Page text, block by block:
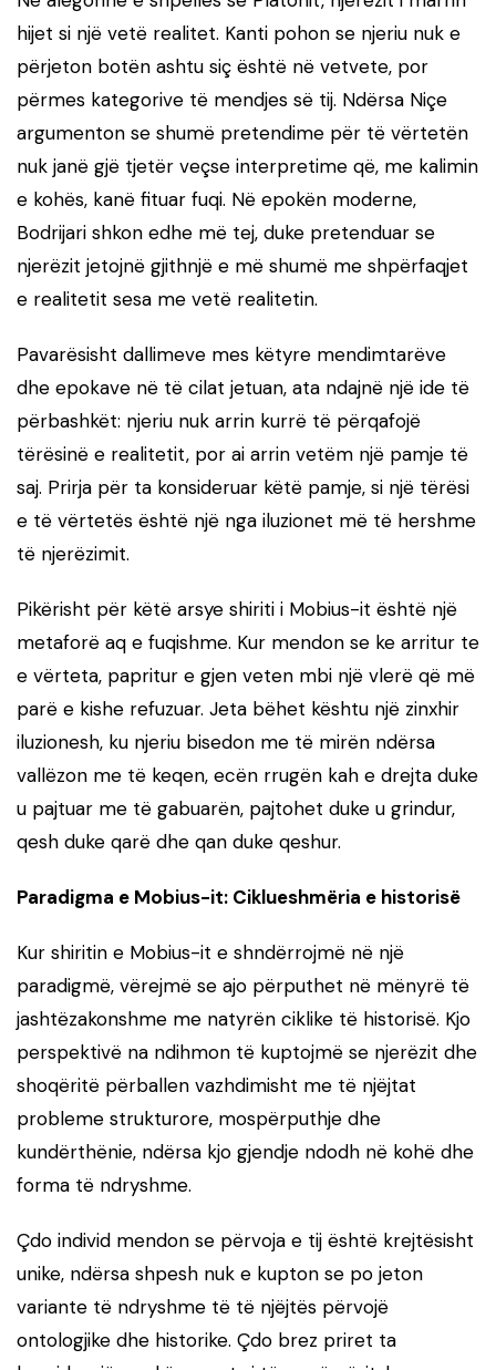
hijet si një vetë realitet. Kanti pohon se njeriu nuk e
përjeton botën ashtu siç është në vetvete, por
përmes kategorive të mendjes së tij. Ndërsa Niçe
argumenton se shumë pretendime për të vërtetën
nuk janë gjë tjetër veçse interpretime që, me kalimin
e kohës, kanë fituar fuqi. Në epokën moderne,
Bodrijari shkon edhe më tej, duke pretenduar se
njerëzit jetojnë gjithnjë e më shumë me shpërfaqjet
e realitetit sesa me vetë realitetin.
Pavarësisht dallimeve mes këtyre mendimtarëve
dhe epokave në të cilat jetuan, ata ndajnë një ide të
përbashkët: njeriu nuk arrin kurrë të përqafojë
tërësinë e realitetit, por ai arrin vetëm një pamje të
saj. Prirja për ta konsideruar këtë pamje, si një tërësi
e të vërtetës është një nga iluzionet më të hershme
të njerëzimit.
Pikërisht për këtë arsye shiriti i Mobius-it është një
metaforë aq e fuqishme. Kur mendon se ke arritur te
e vërteta, papritur e gjen veten mbi një vlerë që më
parë e kishe refuzuar. Jeta bëhet kështu një zinxhir
iluzionesh, ku njeriu bisedon me të mirën ndërsa
vallëzon me të keqen, ecën rrugën kah e drejta duke
u pajtuar me të gabuarën, pajtohet duke u grindur,
qesh duke qarë dhe qan duke qeshur.
Paradigma e Mobius-it: Ciklueshmëria e historisë
Kur shiritin e Mobius-it e shndërrojmë në një
paradigmë, vërejmë se ajo përputhet në mënyrë të
jashtëzakonshme me natyrën ciklike të historisë. Kjo
perspektivë na ndihmon të kuptojmë se njerëzit dhe
shoqëritë përballen vazhdimisht me të njëjtat
probleme strukturore, mospërputhje dhe
kundërthënie, ndërsa kjo gjendje ndodh në kohë dhe
forma të ndryshme.
Çdo individ mendon se përvoja e tij është krejtësisht
unike, ndërsa shpesh nuk e kupton se po jeton
variante të ndryshme të të njëjtës përvojë
ontologjike dhe historike. Çdo brez priret ta